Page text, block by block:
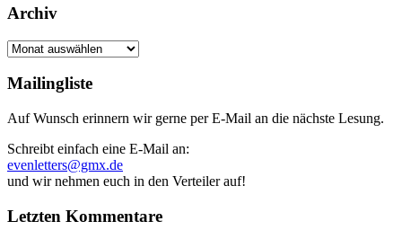
Archiv
Archiv
Mailingliste
Auf Wunsch erinnern wir gerne per E-Mail an die nächste Lesung.
Schreibt einfach eine E-Mail an:
evenletters@gmx.de
und wir nehmen euch in den Verteiler auf!
Letzten Kommentare